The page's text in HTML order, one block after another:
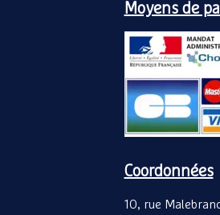
Moyens de
Coordonnées
10, rue